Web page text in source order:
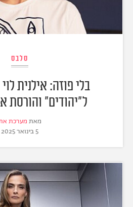
סלבס
בלי פוזה: אילנית
ל"יהודים" והורסת
מאת מערכת
5 בינואר 2025